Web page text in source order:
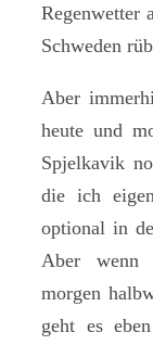
Regenwetter
Schweden
Aber
heute und
Spjelkavik
die ich
optional in
Aber wenn
morgen
geht es